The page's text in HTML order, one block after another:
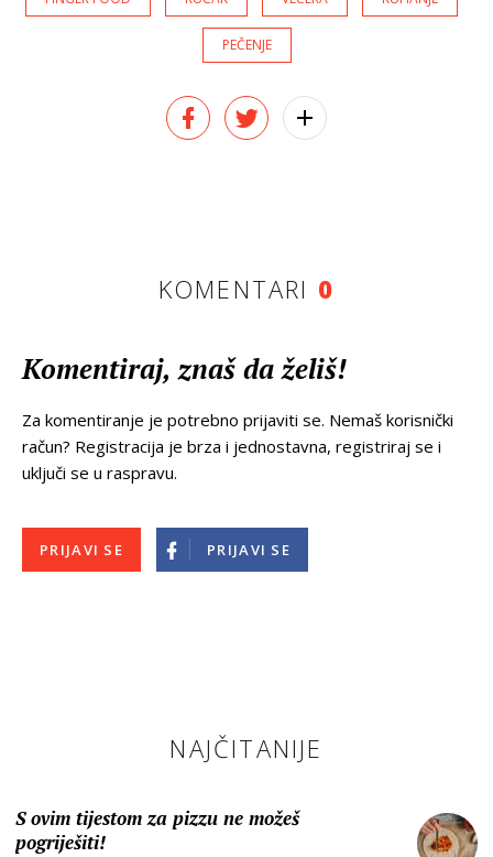
PEČENJE
KOMENTARI 0
Komentiraj, znaš da želiš!
Za komentiranje je potrebno prijaviti se. Nemaš korisnički
račun? Registracija je brza i jednostavna, registriraj se i
uključi se u raspravu.
PRIJAVI SE PRIJAVI SE
NAJČITANIJE
S ovim tijestom za pizzu ne možeš
pogriješiti!